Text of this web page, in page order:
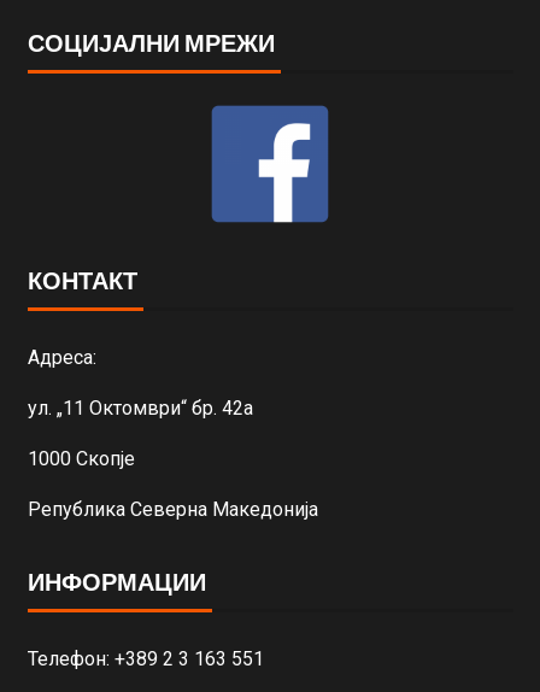
СОЦИЈАЛНИ МРЕЖИ
КОНТАКТ
Адреса:
ул. „11 Октомври“ бр. 42а
1000 Скопје
Република Северна Македонија
ИНФОРМАЦИИ
Телефон: +389 2 3 163 551